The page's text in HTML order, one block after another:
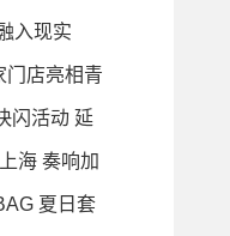
入现实
门店亮相青
闪活动 延
海 奏响加
夏日套